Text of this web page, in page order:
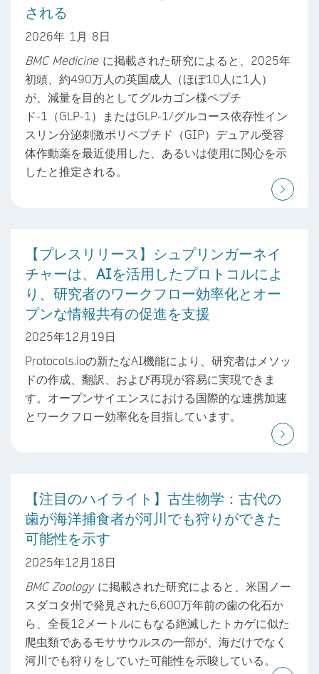
される
2026年 1月 8日
BMC Medicine に掲載された研究によると、2025年
初頭、約490万人の英国成人（ほぼ10人に1人）
が、減量を目的としてグルカゴン様ペプチ
ド-1（GLP-1）またはGLP-1/グルコース依存性イン
スリン分泌刺激ポリペプチド（GIP）デュアル受容
体作動薬を最近使用した、あるいは使用に関心を示
したと推定される。
【プレスリリース】シュプリンガーネイ
チャーは、AIを活用したプロトコルによ
り、研究者のワークフロー効率化とオー
プンな情報共有の促進を支援
2025年12月19日
Protocols.ioの新たなAI機能により、研究者はメソッ
ドの作成、翻訳、および再現が容易に実現できま
す。オープンサイエンスにおける国際的な連携加速
とワークフロー効率化を目指しています。
【注目のハイライト】古生物学：古代の
歯が海洋捕食者が河川でも狩りができた
可能性を示す
2025年12月18日
BMC Zoology に掲載された研究によると、米国ノー
スダコタ州で発見された6,600万年前の歯の化石か
ら、全長12メートルにもなる絶滅したトカゲに似た
爬虫類であるモササウルスの一部が、海だけでなく
河川でも狩りをしていた可能性を示唆している。